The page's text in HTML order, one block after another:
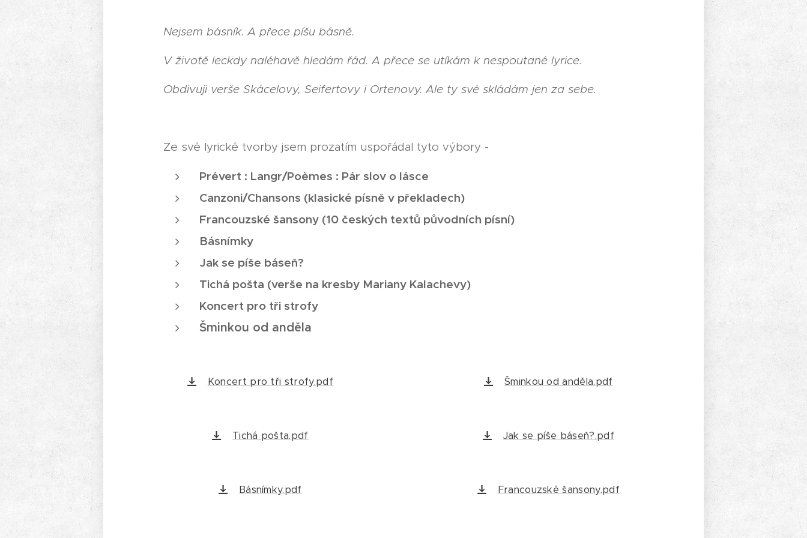
Nejsem básník. A přece píšu básně.
V životě leckdy naléhavě hledám řád. A přece se utíkám k nespoutané lyrice.
Obdivuji verše Skácelovy, Seifertovy i Ortenovy. Ale ty své skládám jen za sebe.
Ze své lyrické tvorby jsem prozatím uspořádal tyto výbory -
Prévert : Langr/Poèmes : Pár slov o lásce
Canzoni/Chansons (klasické písně v překladech)
Francouzské šansony (10 českých textů původních písní)
Básnímky
Jak se píše báseň?
Tichá pošta (verše na kresby Mariany Kalachevy)
Koncert pro tři strofy
Šminkou od anděla
Koncert pro tři strofy.pdf
Tichá pošta.pdf
Básnímky.pdf
Šminkou od anděla.pdf
Jak se píše báseň?.pdf
Francouzské šansony.pdf